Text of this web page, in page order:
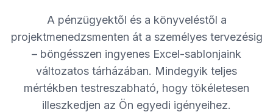
A pénzügyektől és a könyveléstől a
projektmenedzsmenten át a személyes tervezésig
– böngésszen ingyenes Excel-sablonjaink
változatos tárházában. Mindegyik teljes
mértékben testreszabható, hogy tökéletesen
illeszkedjen az Ön egyedi igényeihez.